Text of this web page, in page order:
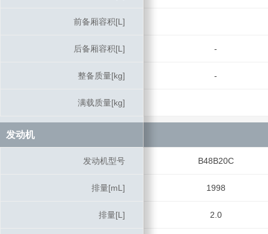
前备厢容积[L]
后备厢容积[L] -
整备质量[kg] -
满载质量[kg]
发动机
发动机型号 B48B20C
排量[mL] 1998
排量[L] 2.0
前备厢容积[L]
后备厢容积[L]
整备质量[kg]
满载质量[kg]
发动机
发动机型号
排量[mL]
排量[L]